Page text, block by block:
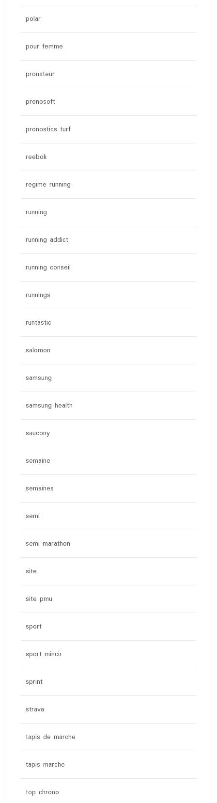
polar
pour femme
pronateur
pronosoft
pronostics turf
reebok
regime running
running
running addict
running conseil
runnings
runtastic
salomon
samsung
samsung health
saucony
semaine
semaines
semi
semi marathon
site
site pmu
sport
sport mincir
sprint
strava
tapis de marche
tapis marche
top chrono